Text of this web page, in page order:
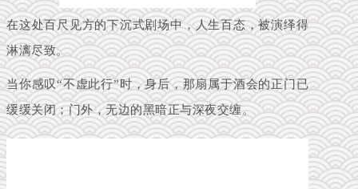
在这处百尺见方的下沉式剧场中，人生百态，被演绎得
淋漓尽致。
当你感叹“不虚此行”时，身后，那扇属于酒会的正门已
缓缓关闭；门外，无边的黑暗正与深夜交缠。